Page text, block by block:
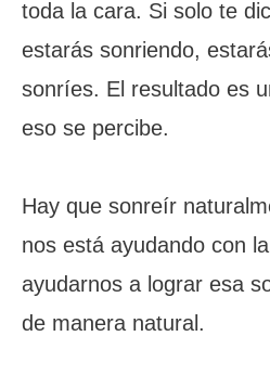
toda la cara. Si solo te
estarás sonriendo,
sonríes. El resultado es
eso se percibe.
Hay que sonreír
nos está ayudando con
ayudarnos a lograr esa
de manera natural.